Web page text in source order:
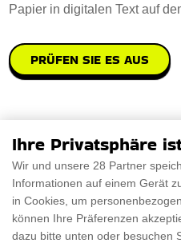
Papier in digitalen Text auf
PRÜFEN SIE ES AUS
Ihre Privatsphäre
Wir und unsere 28 Partner
Informationen auf einem Gerät
in Cookies, um
können Ihre Präferenzen
dazu bitte unten oder besuchen